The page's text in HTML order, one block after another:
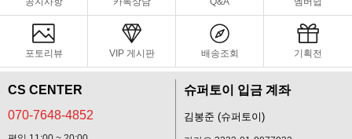
포토리뷰 VIP 게시판 배송조회 기획전
CS CENTER
070-7648-4852
슈퍼토이 입금 계좌
김봉준 (슈퍼토이)